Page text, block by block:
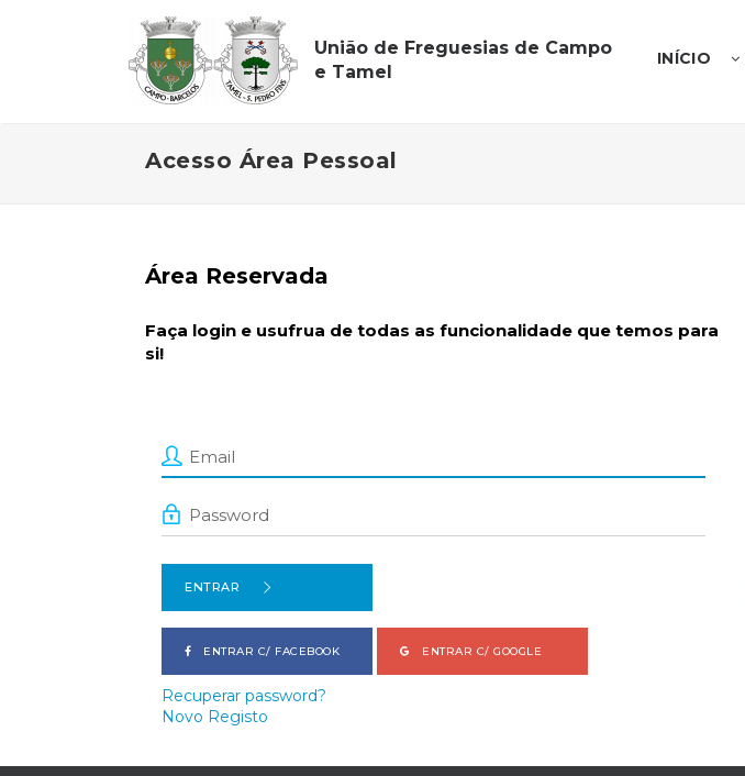
União de Freguesias de Campo
e Tamel
INÍCIO
Acesso Área Pessoal
Área Reservada
Faça login e usufrua de todas as funcionalidade que temos para
si!
ENTRAR
ENTRAR C/ FACEBOOK ENTRAR C/ GOOGLE
Recuperar password?
Novo Registo